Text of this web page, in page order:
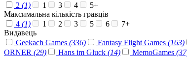
2 (1) 1 3 4
5+
Максимальна кількість гравців
4 (1) 1 2 3 5 6
7+
Видавець
Geekach Games (336) Fantasy Flight Games (163)
ORNER (29) Hans im Gluck (14) MemoGames